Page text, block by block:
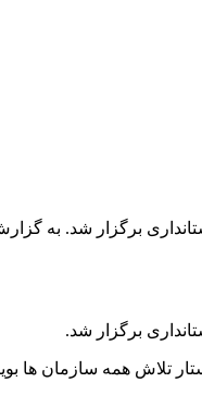
استانداری برگزار شد. به
تلاش همه سازمان ها